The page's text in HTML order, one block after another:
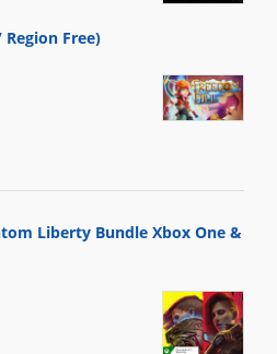
Free)
Liberty Bundle Xbox One &